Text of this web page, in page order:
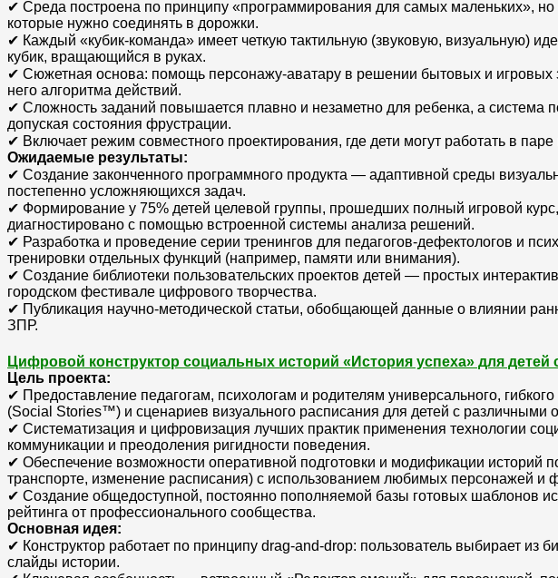
✔ Среда построена по принципу «программирования для самых маленьких»,
которые нужно соединять в дорожки.
✔ Каждый «кубик-команда» имеет четкую тактильную (звуковую, визуальную)
кубик, вращающийся в руках.
✔ Сюжетная основа: помощь персонажу-аватару в решении бытовых и игровых
него алгоритма действий.
✔ Сложность заданий повышается плавно и незаметно для ребенка, а
допуская состояния фрустрации.
✔ Включает режим совместного проектирования, где дети могут работать в
Ожидаемые результаты:
✔ Создание законченного программного продукта — адаптивной среды
постепенно усложняющихся задач.
✔ Формирование у 75% детей целевой группы, прошедших полный игровой
диагностировано с помощью встроенной системы анализа решений.
✔ Разработка и проведение серии тренингов для педагогов-дефектологов и
тренировки отдельных функций (например, памяти или внимания).
✔ Создание библиотеки пользовательских проектов детей — простых
городском фестивале цифрового творчества.
✔ Публикация научно-методической статьи, обобщающей данные о влиянии
ЗПР.
Цифровой конструктор социальных историй «История успеха» для детей
Цель проекта:
✔ Предоставление педагогам, психологам и родителям универсального,
(Social Stories™) и сценариев визуального расписания для детей с
✔ Систематизация и цифровизация лучших практик применения технологии
коммуникации и преодоления ригидности поведения.
✔ Обеспечение возможности оперативной подготовки и модификации историй
транспорте, изменение расписания) с использованием любимых персонажей и
✔ Создание общедоступной, постоянно пополняемой базы готовых шаблонов
рейтинга от профессионального сообщества.
Основная идея:
✔ Конструктор работает по принципу drag-and-drop: пользователь выбирает из
слайды истории.